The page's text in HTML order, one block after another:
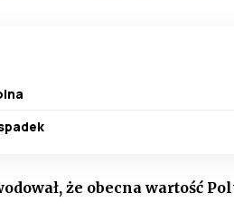
że obecna wartość